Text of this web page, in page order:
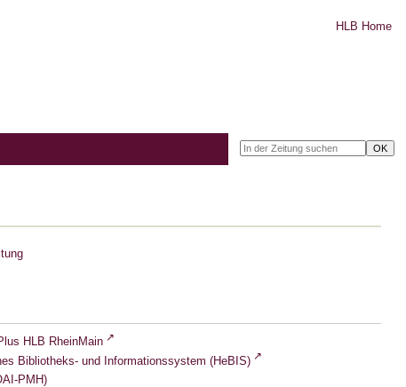
HLB Home
HLB RheinMain
Bibliotheks- und Informationssystem (HeBIS)
PMH)